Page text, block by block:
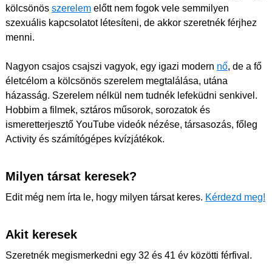
kölcsönös szerelem előtt nem fogok vele semmilyen
szexuális kapcsolatot létesíteni, de akkor szeretnék férjhez
menni.
Nagyon csajos csajszi vagyok, egy igazi modern nő, de a fő
életcélom a kölcsönös szerelem megtalálása, utána
házasság. Szerelem nélkül nem tudnék lefeküdni senkivel.
Hobbim a filmek, sztáros műsorok, sorozatok és
ismeretterjesztő YouTube videók nézése, társasozás, főleg
Activity és számítógépes kvízjátékok.
Milyen társat keresek?
Edit még nem írta le, hogy milyen társat keres. Kérdezd meg!
Akit keresek
Szeretnék megismerkedni egy 32 és 41 év közötti férfival.